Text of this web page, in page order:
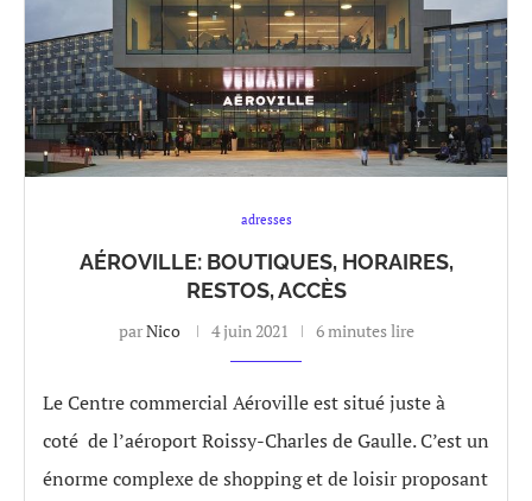
adresses
AÉROVILLE: BOUTIQUES, HORAIRES,
RESTOS, ACCÈS
parNico 4 juin 2021 6 minutes lire
Le Centre commercial Aéroville est situé juste à
coté de l’aéroport Roissy-Charles de Gaulle. C’est un
énorme complexe de shopping et de loisir proposant